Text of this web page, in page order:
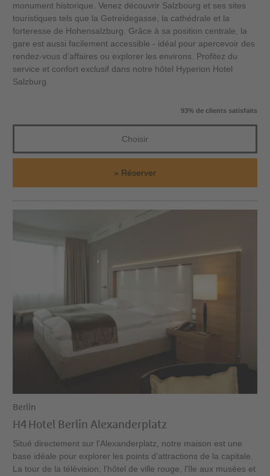
monument historique. Venez découvrir Salzbourg et ses sites
touristiques tels que la Getreidegasse, la cathédrale et la
forteresse de Hohensalzburg. Grâce à sa position centrale, la
gare est aussi facilement accessible - idéal pour apercevoir des
rendez-vous d’affaires ou explorer les environs. Profitez du
service et confort exclusif dans notre hôtel Hyperion Hotel
Salzburg.
93% de clients satisfaits
Choisir
Réserver
Berlin
H4 Hotel Berlin Alexanderplatz
Situé directement sur l’Alexanderplatz, notre maison est une
base idéale pour explorer les points d’attractions de la capitale.
La tour de la télévision, l'hôtel de ville rouge, l'île aux musées et